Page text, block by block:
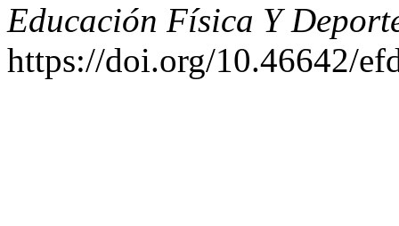
Educación Física Y
https://doi.org/10.46642/